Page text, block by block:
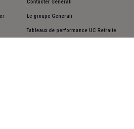
Contacter Generali
Le groupe Generali
Tableaux de performance UC Retraite